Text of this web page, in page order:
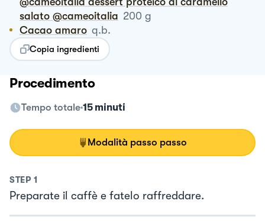
salato @cameoitalia 200 g
Cacao amaro q.b.
Copia ingredienti
Procedimento
Tempo totale 15 minuti
Modalità passo passo
STEP 1
Preparate il caffè e fatelo raffreddare.